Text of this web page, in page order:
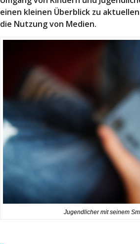
einen kleinen Überblick zu
die Nutzung von Medien.
Jugendlicher mit seinem